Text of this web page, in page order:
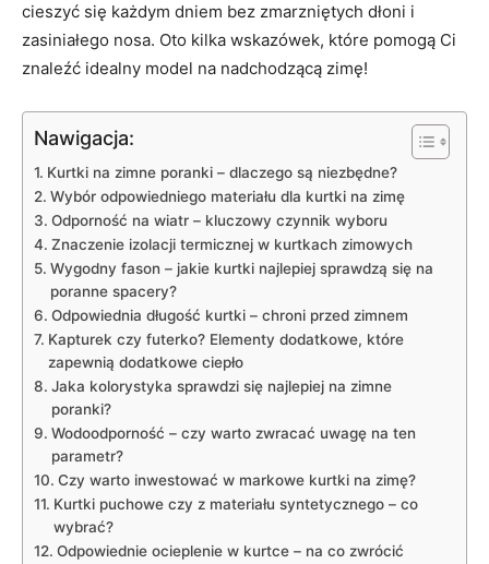
cieszyć się każdym dniem bez zmarzniętych dłoni i
zasiniałego nosa. Oto kilka wskazówek, które pomogą Ci
znaleźć idealny model na nadchodzącą zimę!
Nawigacja:
Kurtki na zimne poranki – dlaczego są niezbędne?
Wybór odpowiedniego materiału dla kurtki na zimę
Odporność na wiatr – kluczowy czynnik wyboru
Znaczenie izolacji termicznej w kurtkach zimowych
Wygodny fason – jakie kurtki najlepiej sprawdzą się na
poranne spacery?
Odpowiednia długość kurtki – chroni przed zimnem
Kapturek czy futerko? Elementy dodatkowe, które
zapewnią dodatkowe ciepło
Jaka kolorystyka sprawdzi się najlepiej na zimne
poranki?
Wodoodporność – czy warto zwracać uwagę na ten
parametr?
Czy warto inwestować w markowe kurtki na zimę?
Kurtki puchowe czy z materiału syntetycznego – co
wybrać?
Odpowiednie ocieplenie w kurtce – na co zwrócić